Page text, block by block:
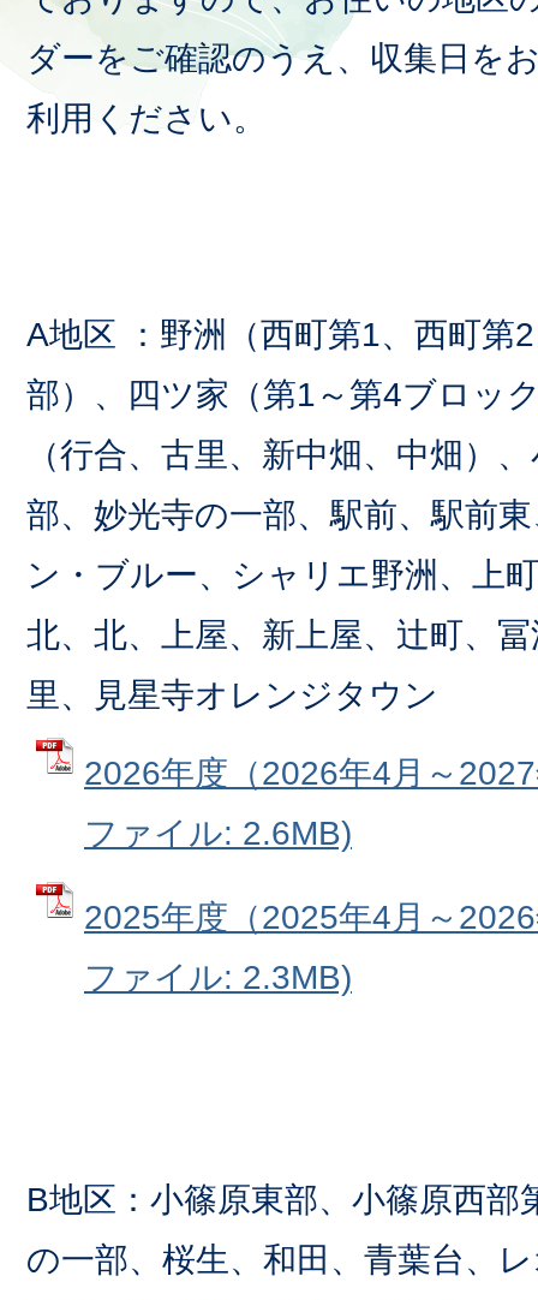
ダーをご確認のうえ、収集日を
利用ください。
A地区 ：野洲（西町第1、西町第
部）、四ツ家（第1～第4ブロッ
（行合、古里、新中畑、中畑）
部、妙光寺の一部、駅前、駅前
ン・ブルー、シャリエ野洲、上
北、北、上屋、新上屋、辻町、
里、見星寺オレンジタウン
2026年度（2026年4月～
ファイル: 2.6MB)
2025年度（2025年4月～
ファイル: 2.3MB)
B地区：小篠原東部、小篠原西部
の一部、桜生、和田、青葉台、